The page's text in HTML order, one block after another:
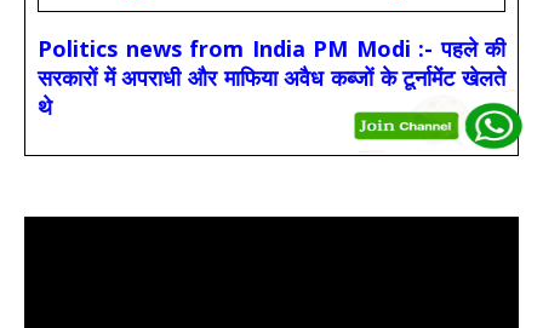
Politics news from India PM Modi :- पहले की
सरकारों में अपराधी और माफिया अवैध कब्जों के टूर्नामेंट खेलते
थे